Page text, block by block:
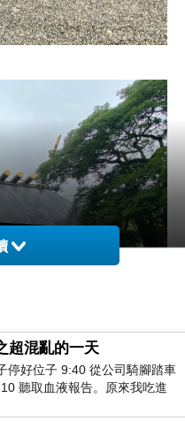
式
超混亂的一天
停好位子 9:40 從公司騎腳踏車
聽取血液報告。原來我吃進
非沒有吸收而是超